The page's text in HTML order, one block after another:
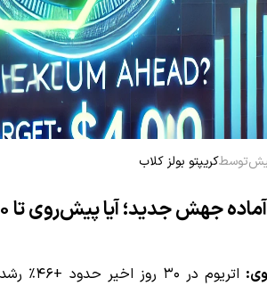
توسطکریپتو بولز کلاب
جهش جدید؛ آیا پیش‌روی تا ۴۰۰۰ دلار محتمل است؟